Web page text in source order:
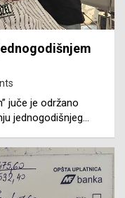
juče je održano
jednogodišnjeg…